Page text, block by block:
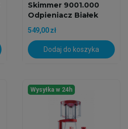
Skimmer 9001.000
Odpieniacz Białek
Do...
549,00 zł
Dodaj do koszyka
Wysyłka w 24h